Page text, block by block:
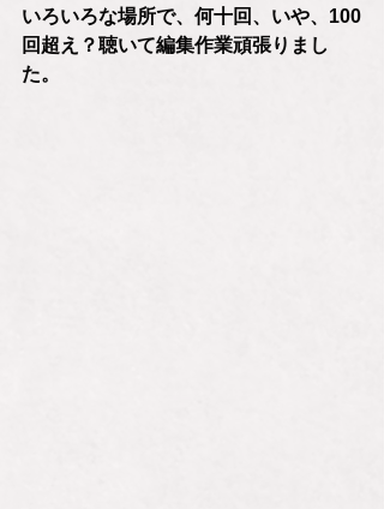
いろいろな場所で、何十回、いや、100
回超え？聴いて編集作業頑張りまし
た。